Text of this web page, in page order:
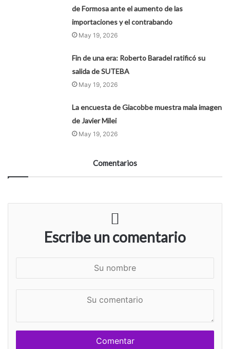
de Formosa ante el aumento de las
importaciones y el contrabando
May 19, 2026
Fin de una era: Roberto Baradel ratificó su
salida de SUTEBA
May 19, 2026
La encuesta de Giacobbe muestra mala imagen
de Javier Milei
May 19, 2026
Comentarios
Escribe un comentario